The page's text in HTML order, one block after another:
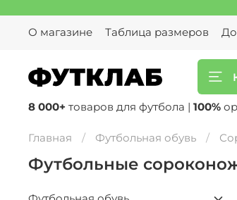
О магазине
Таблица размеров
8 000+ товаров для футбола | 100%
Главная Футбольная обувь
Футбольные